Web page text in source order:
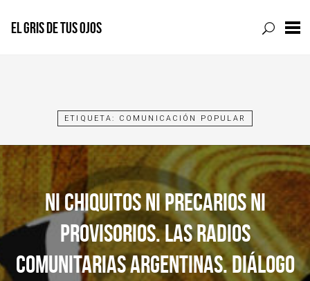
EL GRIS DE TUS OJOS
ETIQUETA: COMUNICACIÓN POPULAR
NI CHIQUITOS NI PRECARIOS NI
PROVISORIOS. LAS RADIOS
COMUNITARIAS ARGENTINAS. DIÁLOGO